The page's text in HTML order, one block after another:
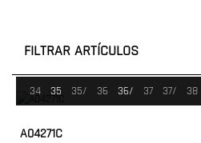
FILTRAR ARTÍCULOS
34 35 35/ 36 36/ 37 37/ 38
A04271C